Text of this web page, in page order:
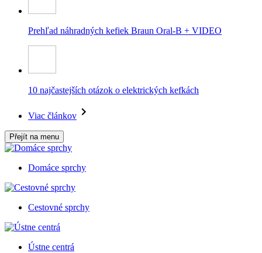
Prehľad náhradných kefiek Braun Oral-B + VIDEO
10 najčastejších otázok o elektrických kefkách
Viac článkov
Přejít na menu
Domáce sprchy
Cestovné sprchy
Ústne centrá